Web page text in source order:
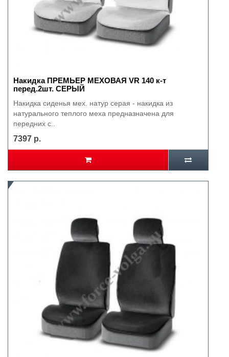
Накидка ПРЕМЬЕР МЕХОВАЯ VR 140 к-т
перед.2шт. СЕРЫЙ
Накидка сиденья мех. натур серая - накидка из
натурального теплого меха предназначена для
передних с..
7397 р.